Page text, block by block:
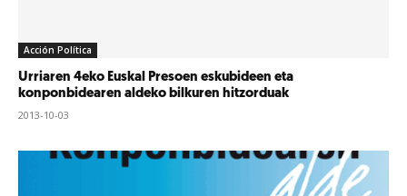
Acción Política
Urriaren 4eko Euskal Presoen eskubideen eta
konponbidearen aldeko bilkuren hitzorduak
2013-10-03